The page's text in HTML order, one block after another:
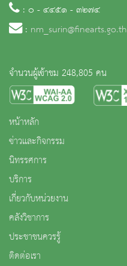
: ๐ - ๔๔๕๑ - ๓๒๗๔
: nm_surin@finearts.go.th
จำนวนผู้เข้าชม 248,805 คน
หน้าหลัก
ข่าวและกิจกรรม
นิทรรศการ
บริการ
เกี่ยวกับหน่วยงาน
คลังวิชาการ
ประชาชนควรรู้
ติดต่อเรา